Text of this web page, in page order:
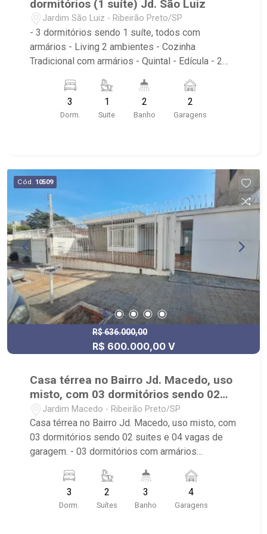
dormitórios (1 suíte) Jd. São Luiz
Jardim São Luiz - Ribeirão Preto/SP
- 3 dormitórios sendo 1 suíte, todos com
armários - Living 2 ambientes - Cozinha
Tradicional com armários - Quintal - Edícula - 2
a Horo Gastronomia Japonesa LTDA, Casa do
Artista, Churrascaria Alta Brasa, Tio Rex Gastro
Bar, Churrascaria Gran Steak, Estância Caipira,
3
Dorm.
1
Suite
2
Banho
2
Garagens
Cód. 10509
R$ 636.000,00
R$ 600.000,00 V
Casa térrea no Bairro Jd. Macedo, uso
misto, com 03 dormitórios sendo 02
suites e 04 vagas de garagem.
Jardim Macedo - Ribeirão Preto/SP
Casa térrea no Bairro Jd. Macedo, uso misto, com
03 dormitórios sendo 02 suites e 04 vagas de
garagem. - 03 dormitórios com armários
jantar. - cozinha com armários planejados. - copa.
- edicula / suite. - despensa. - área de serviço. -
04 vagas de garagem sendo 02 cobertas. -
3
Dorm.
2
Suítes
3
Banho
4
Garagens